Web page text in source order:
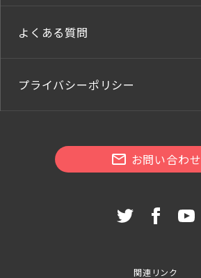
よくある質問
プライバシーポリシー
お問い合わせ
関連リンク